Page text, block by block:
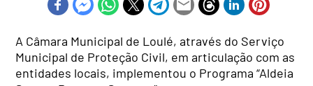
A Câmara Municipal de Loulé, através do Serviço
Municipal de Proteção Civil, em articulação com as
entidades locais, implementou o Programa “Aldeia